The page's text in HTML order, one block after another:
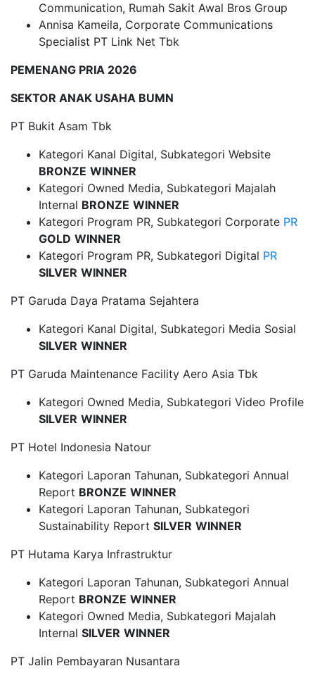
Communication, Rumah Sakit Awal Bros Group
Annisa Kameila, Corporate Communications
Specialist PT Link Net Tbk
PEMENANG PRIA 2026
SEKTOR ANAK USAHA BUMN
PT Bukit Asam Tbk
Kategori Kanal Digital, Subkategori Website
BRONZE WINNER
Kategori Owned Media, Subkategori Majalah
Internal BRONZE WINNER
Kategori Program PR, Subkategori Corporate PR
GOLD WINNER
Kategori Program PR, Subkategori Digital PR
SILVER WINNER
PT Garuda Daya Pratama Sejahtera
Kategori Kanal Digital, Subkategori Media Sosial
SILVER WINNER
PT Garuda Maintenance Facility Aero Asia Tbk
Kategori Owned Media, Subkategori Video Profile
SILVER WINNER
PT Hotel Indonesia Natour
Kategori Laporan Tahunan, Subkategori Annual
Report BRONZE WINNER
Kategori Laporan Tahunan, Subkategori
Sustainability Report SILVER WINNER
PT Hutama Karya Infrastruktur
Kategori Laporan Tahunan, Subkategori Annual
Report BRONZE WINNER
Kategori Owned Media, Subkategori Majalah
Internal SILVER WINNER
PT Jalin Pembayaran Nusantara